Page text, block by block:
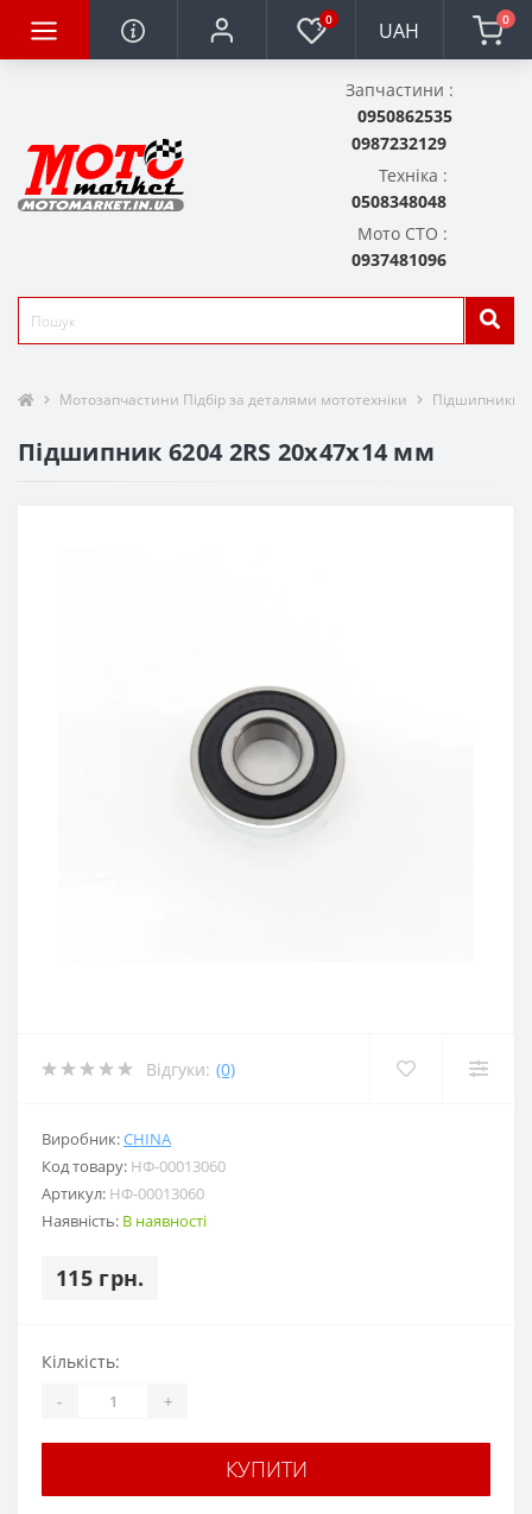
0 UAH 0
Запчастини :
0950862535
0987232129
Техніка :
0508348048
Мото СТО :
0937481096
Мотозапчастини Підбір за деталями мототехніки Підшипники
Підшипник 6204 2RS 20x47x14 мм
Відгуки: (0)
Виробник:CHINA
Код товару: НФ-00013060
Артикул: НФ-00013060
Наявність: В наявності
115 грн.
Кількість:
- +
КУПИТИ